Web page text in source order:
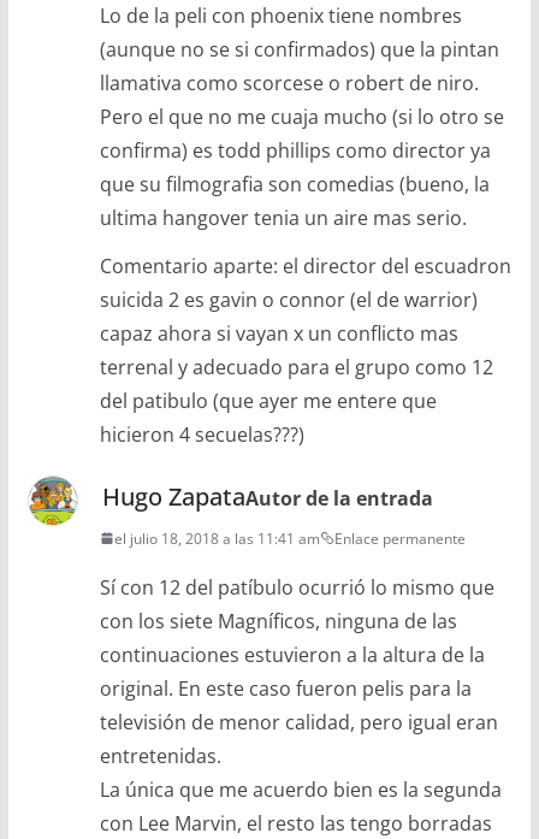
Lo de la peli con phoenix tiene nombres
(aunque no se si confirmados) que la pintan
llamativa como scorcese o robert de niro.
Pero el que no me cuaja mucho (si lo otro se
confirma) es todd phillips como director ya
que su filmografia son comedias (bueno, la
ultima hangover tenia un aire mas serio.
Comentario aparte: el director del escuadron
suicida 2 es gavin o connor (el de warrior)
capaz ahora si vayan x un conflicto mas
terrenal y adecuado para el grupo como 12
del patibulo (que ayer me entere que
hicieron 4 secuelas???)
Hugo ZapataAutor de la entrada
el julio 18, 2018 a las 11:41 am Enlace permanente
Sí con 12 del patíbulo ocurrió lo mismo que
con los siete Magníficos, ninguna de las
continuaciones estuvieron a la altura de la
original. En este caso fueron pelis para la
televisión de menor calidad, pero igual eran
entretenidas.
La única que me acuerdo bien es la segunda
con Lee Marvin, el resto las tengo borradas